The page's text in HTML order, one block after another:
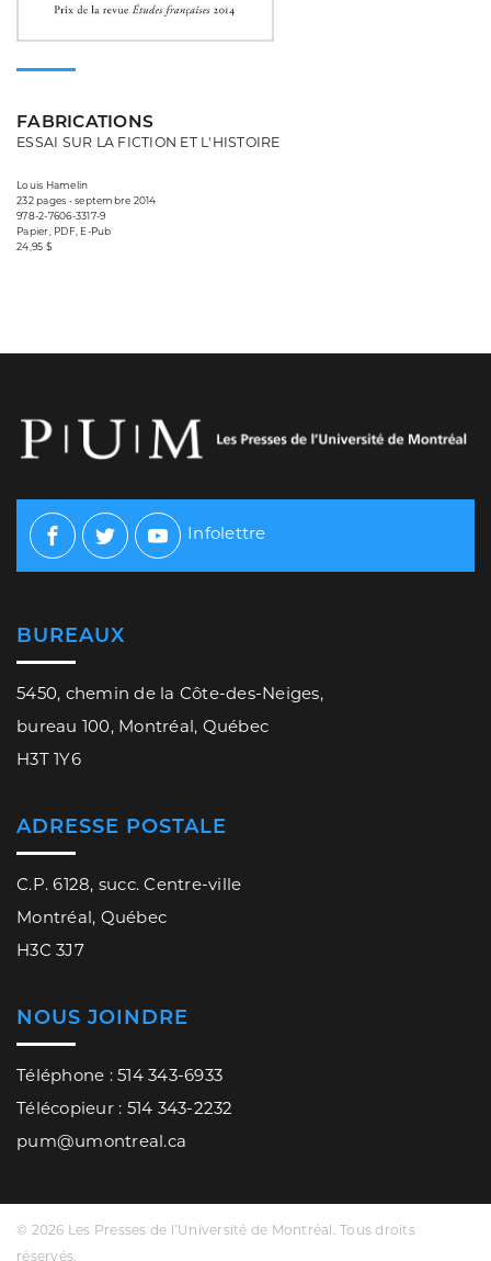
FABRICATIONS
ESSAI SUR LA FICTION ET L'HISTOIRE
Louis Hamelin
232 pages • septembre 2014
978-2-7606-3317-9
Papier, PDF, E-Pub
24,95 $
Facebook
TwitterYoutube
Infolettre
BUREAUX
5450, chemin de la Côte-des-Neiges,
bureau 100, Montréal, Québec
H3T 1Y6
ADRESSE POSTALE
C.P. 6128, succ. Centre-ville
Montréal, Québec
H3C 3J7
NOUS JOINDRE
Téléphone : 514 343-6933
Télécopieur : 514 343-2232
pum@umontreal.ca
© 2026 Les Presses de l’Université de Montréal. Tous droits
réservés.